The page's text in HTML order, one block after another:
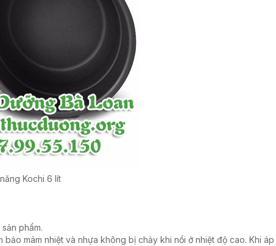
Kochi 6 lít
phẩm.
mâm nhiệt và nhựa không bị chảy khi nồi ở nhiệt độ cao. Khi áp